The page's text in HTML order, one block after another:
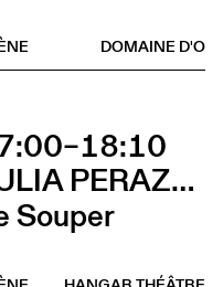
DOMAINE D'O
JULIA PERAZZINI
Souper